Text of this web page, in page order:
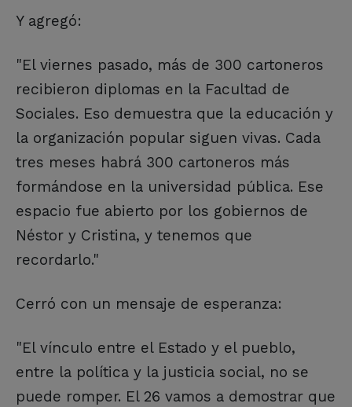
Y agregó:
"El viernes pasado, más de 300 cartoneros
recibieron diplomas en la Facultad de
Sociales. Eso demuestra que la educación y
la organización popular siguen vivas. Cada
tres meses habrá 300 cartoneros más
formándose en la universidad pública. Ese
espacio fue abierto por los gobiernos de
Néstor y Cristina, y tenemos que
recordarlo."
Cerró con un mensaje de esperanza:
"El vínculo entre el Estado y el pueblo,
entre la política y la justicia social, no se
puede romper. El 26 vamos a demostrar que